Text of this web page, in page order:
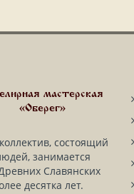
мастерская
«Оберег»
состоящий
занимается
Славянских
десятка лет.